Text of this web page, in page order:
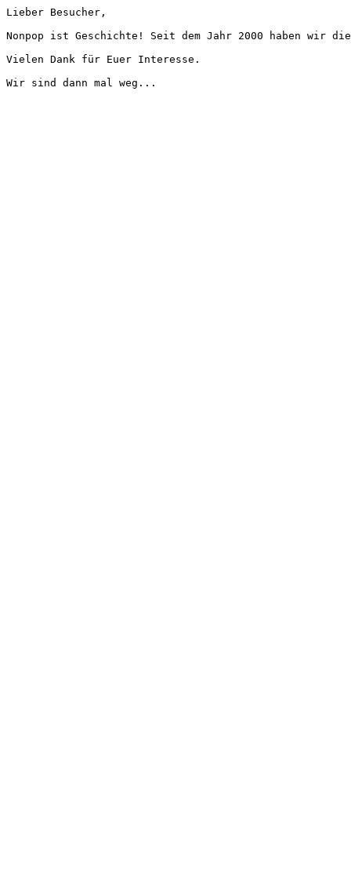
Lieber Besucher,
Nonpop ist Geschichte! Seit dem Jahr 2000 haben wir
Vielen Dank für Euer Interesse.
Wir sind dann mal weg...